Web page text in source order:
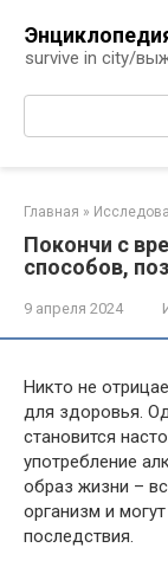
контенту
survive in city/
Поиск:
Главная »
Покончи с
способов,
9 апреля 2024
Никто не
для здоровья.
становится
употребление
образ жизни –
организм и
последствия.